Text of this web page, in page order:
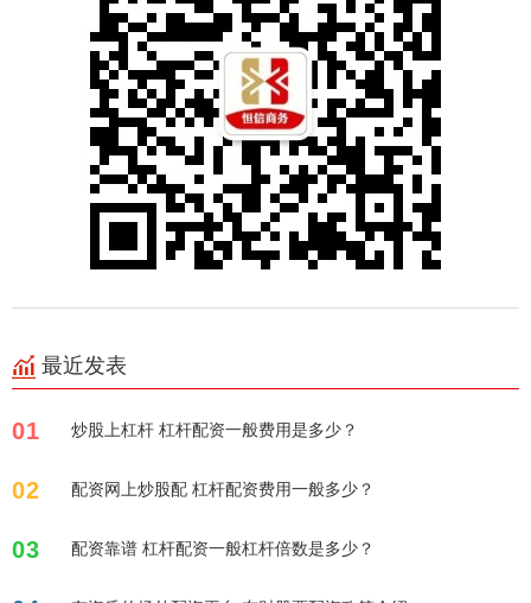
最近发表
01 炒股上杠杆 杠杆配资一般费用是多少？
02 配资网上炒股配 杠杆配资费用一般多少？
03 配资靠谱 杠杆配资一般杠杆倍数是多少？